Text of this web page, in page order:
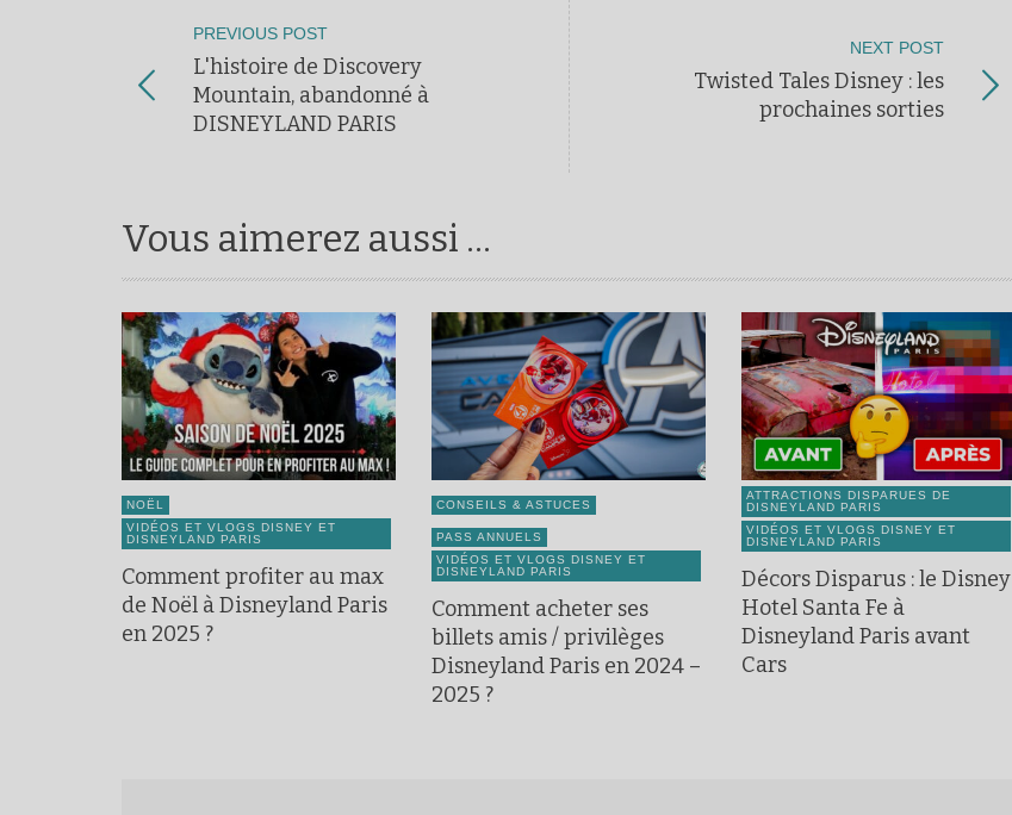
PREVIOUS POST
L'histoire de Discovery
Mountain, abandonné à
DISNEYLAND PARIS
NEXT POST
Twisted Tales Disney : les
prochaines sorties
Vous aimerez aussi ...
NOËL
VIDÉOS ET VLOGS DISNEY ET
DISNEYLAND PARIS
Comment profiter au max
de Noël à Disneyland Paris
en 2025 ?
CONSEILS & ASTUCES
PASS ANNUELS
VIDÉOS ET VLOGS DISNEY ET
DISNEYLAND PARIS
Comment acheter ses
billets amis / privilèges
Disneyland Paris en 2024 –
2025 ?
ATTRACTIONS DISPARUES DE
DISNEYLAND PARIS
VIDÉOS ET VLOGS DISNEY ET
DISNEYLAND PARIS
Décors Disparus : le Disney
Hotel Santa Fe à
Disneyland Paris avant
Cars